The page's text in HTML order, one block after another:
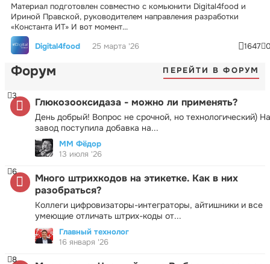
Материал подготовлен совместно с комьюнити Digital4food и
Ириной Правской, руководителем направления разработки
«Константа ИТ» И вот момент...
Digital4food
25 марта '26 1647
Форум ПЕРЕЙТИ В ФОРУМ
Глюкозооксидаза - можно ли применять?
День добрый! Вопрос не срочной, но технологический) На
завод поступила добавка на...
3
ММ Фёдор
13 июля '26
Много штрихкодов на этикетке. Как в них
разобраться?
Коллеги цифровизаторы-интеграторы, айтишники и все
умеющие отличать штрих-коды от...
6
Главный технолог
16 января '26
8